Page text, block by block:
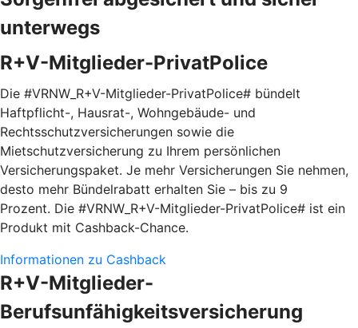
unterwegs
R+V-Mitglieder-PrivatPolice
Die #VRNW_R+V-Mitglieder-PrivatPolice# bündelt
Haftpflicht-, Hausrat-, Wohngebäude- und
Rechtsschutzversicherungen sowie die
Mietschutzversicherung zu Ihrem persönlichen
Versicherungspaket. Je mehr Versicherungen Sie nehmen,
desto mehr Bündelrabatt erhalten Sie – bis zu 9
Prozent. Die #VRNW_R+V-Mitglieder-PrivatPolice# ist ein
Produkt mit Cashback-Chance.
Informationen zu Cashback
R+V-Mitglieder-
Berufsunfähigkeitsversicherung